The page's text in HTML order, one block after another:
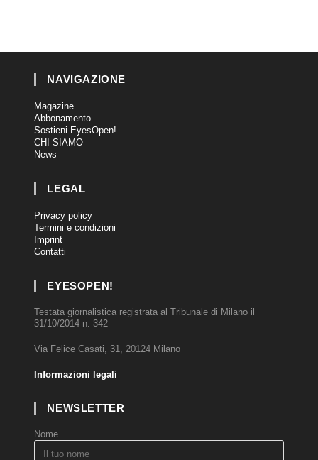
NAVIGAZIONE
Magazine
Abbonamento
Sostieni EyesOpen!
CHI SIAMO
News
LEGAL
Privacy policy
Termini e condizioni
Imprint
Contatti
EYESOPEN!
Testata giornalistica registrata al Tribunale di Milano il
31/10/2014 n. 342
Via Felice Casati, 31, 20124 Milano
Informazioni legali
NEWSLETTER
Nome